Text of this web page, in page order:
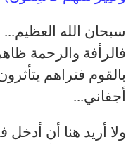
سبحان الله العظيم...
فالرأفة والرحمة
بالقوم فتراهم
أجفاني...
ولا أريد هنا أن